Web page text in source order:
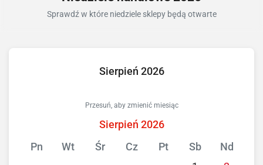
Sprawdź w które niedziele sklepy będą otwarte
Sierpień 2026
Przesuń, aby zmienić miesiąc
Sierpień 2026
Pn
Wt Śr Cz Pt Sb
Nd